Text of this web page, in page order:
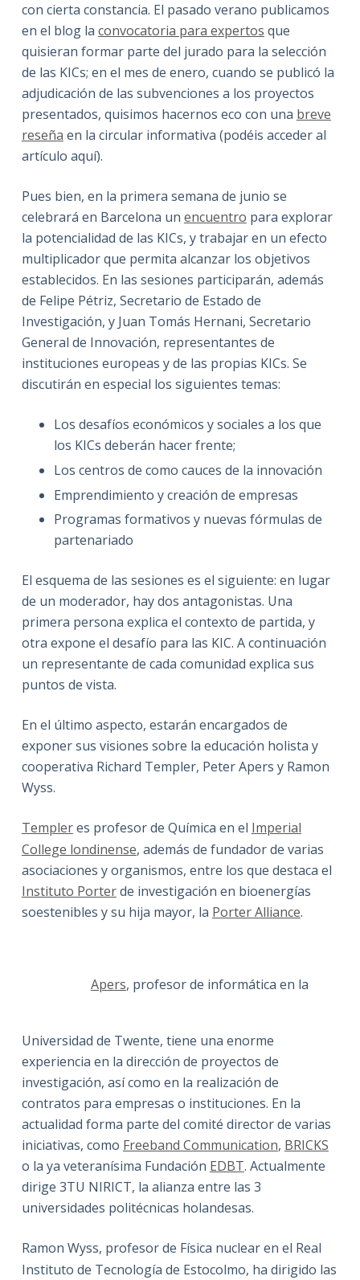
con cierta constancia. El pasado verano publicamos
en el blog la convocatoria para expertos que
quisieran formar parte del jurado para la selección
de las KICs; en el mes de enero, cuando se publicó la
adjudicación de las subvenciones a los proyectos
presentados, quisimos hacernos eco con una breve
reseña en la circular informativa (podéis acceder al
artículo aquí).
Pues bien, en la primera semana de junio se
celebrará en Barcelona un encuentro para explorar
la potencialidad de las KICs, y trabajar en un efecto
multiplicador que permita alcanzar los objetivos
establecidos. En las sesiones participarán, además
de Felipe Pétriz, Secretario de Estado de
Investigación, y Juan Tomás Hernani, Secretario
General de Innovación, representantes de
instituciones europeas y de las propias KICs. Se
discutirán en especial los siguientes temas:
Los desafíos económicos y sociales a los que
los KICs deberán hacer frente;
Los centros de como cauces de la innovación
Emprendimiento y creación de empresas
Programas formativos y nuevas fórmulas de
partenariado
El esquema de las sesiones es el siguiente: en lugar
de un moderador, hay dos antagonistas. Una
primera persona explica el contexto de partida, y
otra expone el desafío para las KIC. A continuación
un representante de cada comunidad explica sus
puntos de vista.
En el último aspecto, estarán encargados de
exponer sus visiones sobre la educación holista y
cooperativa Richard Templer, Peter Apers y Ramon
Wyss.
Templeres profesor de Química en el Imperial
College londinense, además de fundador de varias
asociaciones y organismos, entre los que destaca el
Instituto Porterde investigación en bioenergías
soestenibles y su hija mayor, la Porter Alliance.
Apers, profesor de informática en la
Universidad de Twente, tiene una enorme
experiencia en la dirección de proyectos de
investigación, así como en la realización de
contratos para empresas o instituciones. En la
actualidad forma parte del comité director de varias
iniciativas, como Freeband Communication, BRICKS
o la ya veteranísima Fundación EDBT. Actualmente
dirige 3TU NIRICT, la alianza entre las 3
universidades politécnicas holandesas.
Ramon Wyss, profesor de Física nuclear en el Real
Instituto de Tecnología de Estocolmo, ha dirigido las